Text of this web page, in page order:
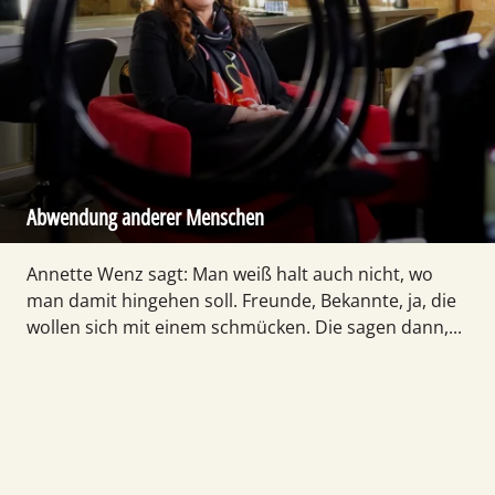
Abwendung anderer Menschen
Annette Wenz sagt: Man weiß halt auch nicht, wo
man damit hingehen soll. Freunde, Bekannte, ja, die
wollen sich mit einem schmücken. Die sagen dann,...